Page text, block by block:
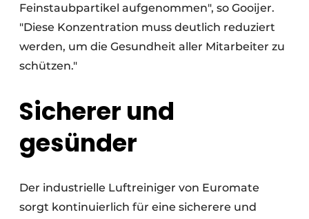
Feinstaubpartikel aufgenommen", so Gooijer.
"Diese Konzentration muss deutlich reduziert
werden, um die Gesundheit aller Mitarbeiter zu
schützen."
Sicherer und
gesünder
Der industrielle Luftreiniger von Euromate
sorgt kontinuierlich für eine sicherere und